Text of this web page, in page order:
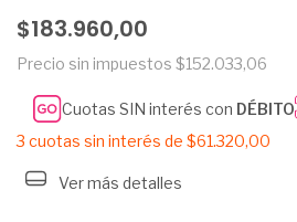
$183.960,00
Precio sin impuestos $152.033,06
Cuotas SIN interés con DÉBITO
3 cuotas sin interés de $61.320,00
Ver más detalles